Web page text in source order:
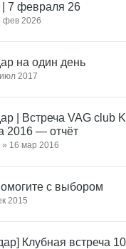
7 февраля 26
фев 2026
на один день
2017
| Встреча VAG club
2016 — отчёт
» 16 мар 2016
с выбором
2015
Клубная встреча 10